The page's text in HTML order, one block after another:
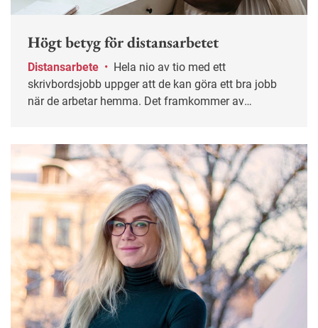
Högt betyg för distansarbetet
Distansarbete •
skrivbordsjobb uppger att de kan göra ett bra jobb
när de arbetar hemma. Det framkommer av